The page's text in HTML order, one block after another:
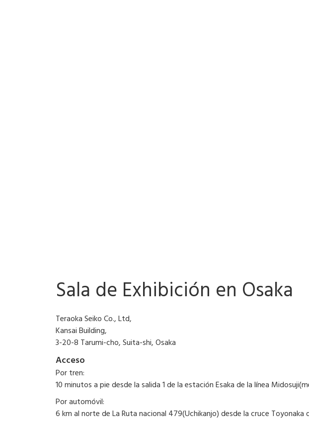
Sala de Exhibición en Osaka
Teraoka Seiko Co., Ltd,
Kansai Building,
3-20-8 Tarumi-cho, Suita-shi, Osaka
Acceso
Por tren:
10 minutos a pie desde la salida 1 de la estación Esaka de la línea
Por automóvil:
6 km al norte de La Ruta nacional 479(Uchikanjo) desde la cruce Toyonaka